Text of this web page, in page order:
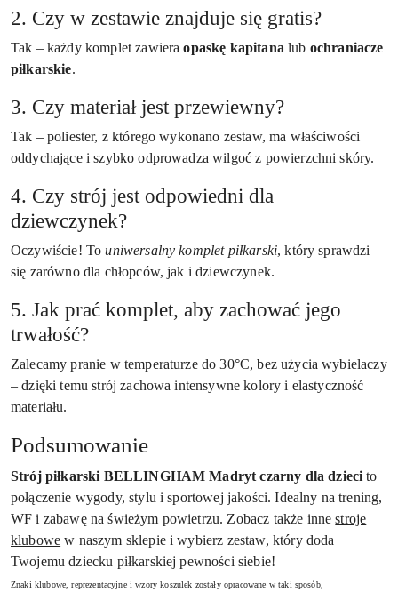
2. Czy w zestawie znajduje się gratis?
Tak – każdy komplet zawieraopaskę kapitana lub ochraniacze
piłkarskie.
3. Czy materiał jest przewiewny?
Tak – poliester, z którego wykonano zestaw, ma właściwości
oddychające i szybko odprowadza wilgoć z powierzchni skóry.
4. Czy strój jest odpowiedni dla
dziewczynek?
Oczywiście! Touniwersalny komplet piłkarski, który sprawdzi
się zarówno dla chłopców, jak i dziewczynek.
5. Jak prać komplet, aby zachować jego
trwałość?
Zalecamy pranie w temperaturze do 30°C, bez użycia wybielaczy
– dzięki temu strój zachowa intensywne kolory i elastyczność
materiału.
Podsumowanie
Strój piłkarski BELLINGHAM Madryt czarny dla dzieci to
połączenie wygody, stylu i sportowej jakości. Idealny na trening,
WF i zabawę na świeżym powietrzu. Zobacz także innestroje
klubowe w naszym sklepie i wybierz zestaw, który doda
Twojemu dziecku piłkarskiej pewności siebie!
Znaki klubowe, reprezentacyjne i wzory koszulek zostały opracowane w taki sposób,